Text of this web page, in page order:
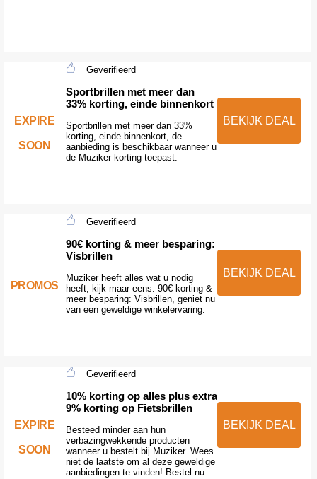
EXPIRE
SOON
Geverifieerd
Sportbrillen met meer dan
33% korting, einde binnenkort
Sportbrillen met meer dan 33%
korting, einde binnenkort, de
aanbieding is beschikbaar wanneer u
de Muziker korting toepast.
BEKIJK DEAL
PROMOS
Geverifieerd
90€ korting & meer besparing:
Visbrillen
Muziker heeft alles wat u nodig
heeft, kijk maar eens: 90€ korting &
meer besparing: Visbrillen, geniet nu
van een geweldige winkelervaring.
BEKIJK DEAL
EXPIRE
SOON
Geverifieerd
10% korting op alles plus extra
9% korting op Fietsbrillen
Besteed minder aan hun
verbazingwekkende producten
wanneer u bestelt bij Muziker. Wees
niet de laatste om al deze geweldige
aanbiedingen te vinden! Bestel nu.
BEKIJK DEAL